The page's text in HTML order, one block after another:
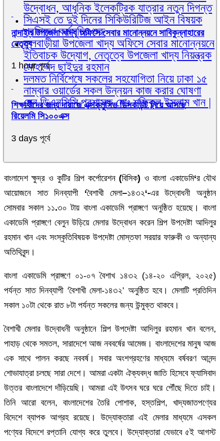
উদ্বোধন, আধুনিক ইলেকট্রিক যাত্রার নতুন দিগন্ত
সিএসই তে দুই দিনের সিকিউরিটিজ আইন বিষয়ক
প্রশিক্ষণ কর্মসূচির শুরু
ফুলবাড়ীয়া উপজেলা খাদ্য অফিসে সেবার মানোন্নয়নে
ইতিবাচক উদ্যোগ, নেতৃত্বে উপজেলা খাদ্য নিয়ন্ত্রক
মোহাম্মদ ছাইদুর রহমান
দলমত নির্বিশেষে সকলের সহযোগিতা নিয়ে ঢাকা ১৫
নাম্বার ওয়ার্ডের সকল উন্নয়ন কাজ করার ঘোষণা
দেন ডিএনসিসি প্রশাসক মোঃ শফিকুল ইসলাম খান |
নান্দাইল উপজেলা খাদ্য অফিসে সেবার মানোন্নয়নে সাবিকুন্নাহারের
নেতৃত্ব
1 hour পূর্বে
শিক্ষার্থীদের জন্য দারাজে এক্সক্লুসিভ ডিসকাউন্ট নিয়ে আসছে
রিয়েলমি সি১০০এক্স
3 days পূর্বে
বাংলাদেশ ক্ষুদ্র ও কুটির শিল্প কর্পোরেশন (বিসিক) ও বাংলা একাডেমি‘র যৌথ
আয়োজনে সাত দিনব্যাপী‘বৈশাখী মেলা–১৪৩২‘-এর উদ্বোধনী অনুষ্ঠান
সোমবার সকাল ১১.৩০ টায় বাংলা একাডেমি প্রাঙ্গণে অনুষ্ঠিত হয়েছে। বাংলা
একাডেমি প্রাঙ্গণে বেলুন উড়িয়ে মেলার উদ্বোধন করেন শিল্প উপদেষ্টা আদিলুর
রহমান খান এবং সংস্কৃতিবিষয়ক উপদেষ্টা মোস্তফা সরয়ার ফারুকী ও অন্যান্য
অতিথিবৃন্দ।
বাংলা একাডেমি প্রাঙ্গণে ০১-০৭ বৈশাখ ১৪৩২ (১৪-২০ এপ্রিল, ২০২৫)
পর্যন্ত সাত দিনব্যাপী ‘বৈশাখী মেলা-১৪৩২’ অনুষ্ঠিত হবে। মেলাটি প্রতিদিন
সকাল ১০টা থেকে রাত ৮টা পর্যন্ত সকলের জন্য উন্মুক্ত থাকবে।
বৈশাখী মেলার উদ্বোধনী অনুষ্ঠানে শিল্প উপদেষ্টা আদিলুর রহমান খান বলেন,
পাহাড় থেকে সমতল, সারাদেশে আজ নববর্ষের আমেজ। বাংলাদেশের মানুষ আজ
এক সাথে পালন করছে নববর্ষ। সবার অংশগ্রহণের মাধ্যমে বর্ষবরণ আনন্দ
শোভাযাত্রা চলছে সারা দেশে। আমরা একটা ঐক্যবদ্ধ জাতি হিসেবে ফ্যাসিবাদ
উত্তর বাংলাদেশে দাঁড়িয়েছি। আমরা এই উৎসব ঘরে ঘরে পৌঁছে দিতে চাই।
তিনি আরো বলেন, বাংলাদেশের তৈরি পোশাক, হস্তশিল্প, খাদ্যজাতপণ্যের
বিদেশে ব্যাপক আগ্রহ রয়েছে। উদ্যোক্তারা এই মেলার মাধ্যমে এসকল
পণ্যের বিদেশে রপ্তানি যোগ্য করে তুলবে। উদ্যোক্তারা যেভাবে ৫ই আগস্ট